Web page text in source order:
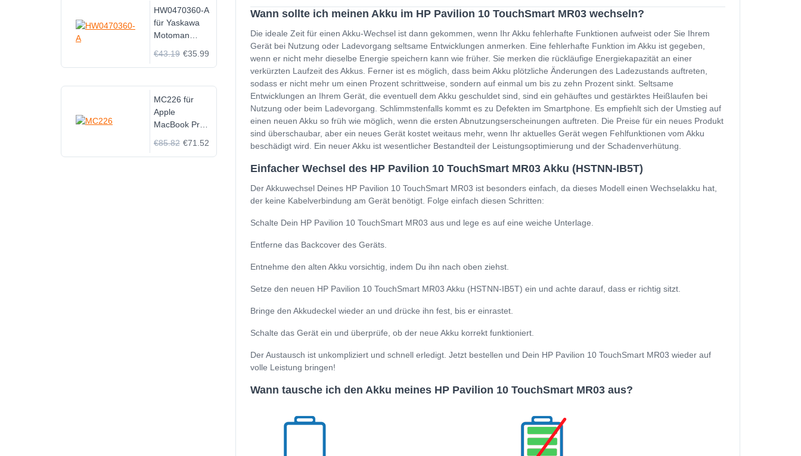
Wann sollte ich meinen Akku im HP Pavilion 10 TouchSmart MR03 wechseln?
Die ideale Zeit für einen Akku-Wechsel ist dann gekommen, wenn Ihr Akku fehlerhafte Funktionen aufweist oder Sie Ihrem
Gerät bei Nutzung oder Ladevorgang seltsame Entwicklungen anmerken. Eine fehlerhafte Funktion im Akku ist gegeben,
wenn er nicht mehr dieselbe Energie speichern kann wie früher. Sie merken die rückläufige Energiekapazität an einer
verkürzten Laufzeit des Akkus. Ferner ist es möglich, dass beim Akku plötzliche Änderungen des Ladezustands auftreten,
sodass er nicht mehr um einen Prozent schrittweise, sondern auf einmal um bis zu zehn Prozent sinkt. Seltsame
Entwicklungen an Ihrem Gerät, die eventuell dem Akku geschuldet sind, sind ein gehäuftes und gestärktes Heißlaufen bei
Nutzung oder beim Ladevorgang. Schlimmstenfalls kommt es zu Defekten im Smartphone. Es empfiehlt sich der Umstieg auf
einen neuen Akku so früh wie möglich, wenn die ersten Abnutzungserscheinungen auftreten. Die Preise für ein neues Produkt
sind überschaubar, aber ein neues Gerät kostet weitaus mehr, wenn Ihr aktuelles Gerät wegen Fehlfunktionen vom Akku
beschädigt wird. Ein neuer Akku ist wesentlicher Bestandteil der Leistungsoptimierung und der Schadenverhütung.
Einfacher Wechsel des HP Pavilion 10 TouchSmart MR03 Akku (HSTNN-IB5T)
Der Akkuwechsel Deines HP Pavilion 10 TouchSmart MR03 ist besonders einfach, da dieses Modell einen Wechselakku hat,
der keine Kabelverbindung am Gerät benötigt. Folge einfach diesen Schritten:
Schalte Dein HP Pavilion 10 TouchSmart MR03 aus und lege es auf eine weiche Unterlage.
Entferne das Backcover des Geräts.
Entnehme den alten Akku vorsichtig, indem Du ihn nach oben ziehst.
Setze den neuen HP Pavilion 10 TouchSmart MR03 Akku (HSTNN-IB5T) ein und achte darauf, dass er richtig sitzt.
Bringe den Akkudeckel wieder an und drücke ihn fest, bis er einrastet.
Schalte das Gerät ein und überprüfe, ob der neue Akku korrekt funktioniert.
Der Austausch ist unkompliziert und schnell erledigt. Jetzt bestellen und Dein HP Pavilion 10 TouchSmart MR03 wieder auf
volle Leistung bringen!
Wann tausche ich den Akku meines HP Pavilion 10 TouchSmart MR03 aus?
HW0470360-A
für Yaskawa
Motoman
€43.19 €35.99
MC226 für
Apple
MacBook Pro
€85.82 €71.52